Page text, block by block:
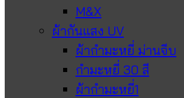
M&X
ผ้ากันแสง UV
ผ้ากำมะหยี่ ม่านจีบ
กำมะหยี่ 30 สี
ผ้ากำมะหยี่1